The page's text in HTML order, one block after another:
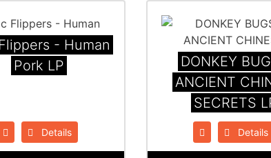
- Human
Pork LP
Details
DONKEY
ANCIENT
SECRETS
Details